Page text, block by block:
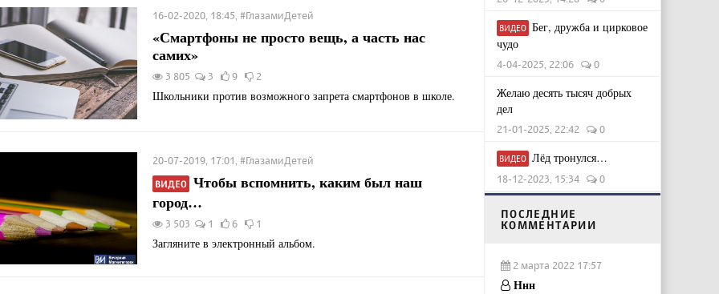
16-02-2020, 18:45, #ГлазамиДетей
«Смартфоны не просто вещь, а часть нас
самих»
3 805 3 9 2
Школьники против возможного запрета смартфонов в школе.
20-07-2019, 17:01, #ГлазамиДетей
ВИДЕО Чтобы вспомнить, каким был наш
город…
3 503 1 6 1
Загляните в электронный альбом.
ВИДЕО Бег, дружба и цирковое
чудо
4-04-2025, 22:06 0
Желаю десять тысяч добрых
дел
21-01-2025, 22:42 0
ВИДЕО Лёд тронулся…
18-12-2023, 15:34 0
ПОСЛЕДНИЕ
КОММЕНТАРИИ
2 марта 2022 17:57
Ннн